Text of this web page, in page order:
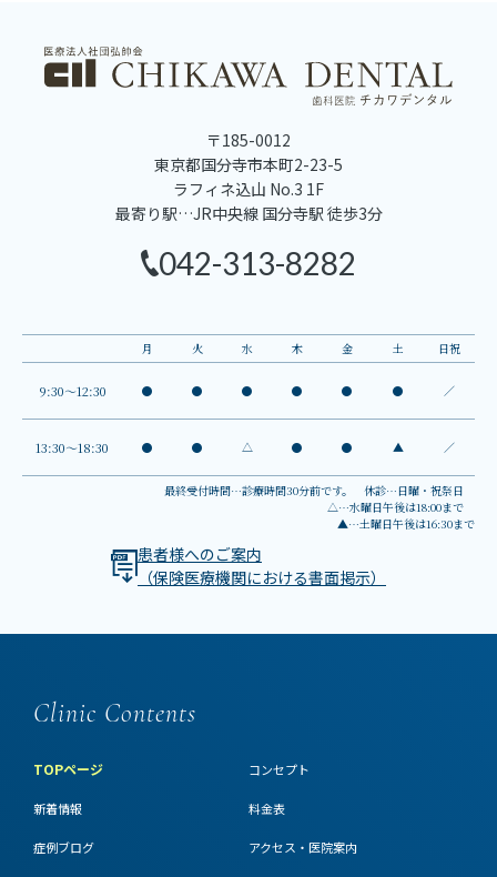
〒185-0012
東京都国分寺市本町2-23-5
ラフィネ込山 No.3 1F
最寄り駅…JR中央線 国分寺駅 徒歩3分
042-313-8282
月 火 水 木 金 土 日祝
9:30～12:30 ● ● ● ● ● ● ／
13:30～18:30 ● ● △ ● ● ▲ ／
最終受付時間…診療時間30分前です。 休診…日曜・祝祭日
△…水曜日午後は18:00まで
▲…土曜日午後は16:30まで
患者様へのご案内
（保険医療機関における書面掲示）
Clinic Contents
TOPページ
新着情報
症例ブログ
コンセプト
料金表
アクセス・医院案内